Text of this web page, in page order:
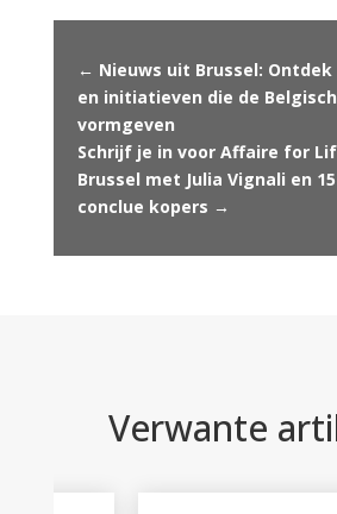
← Nieuws uit Brussel:
en initiatieven die de
vormgeven
Schrijf je in voor Affaire for
Brussel met Julia Vignali en
conclue kopers →
Verwante